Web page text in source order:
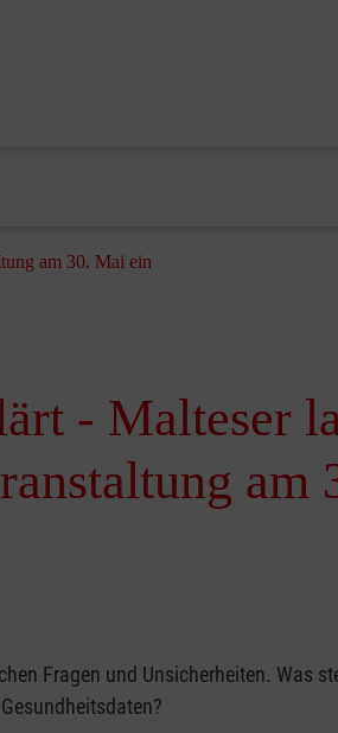
am 30. Mai ein
- Malteser
am
Fragen und Unsicherheiten. Was